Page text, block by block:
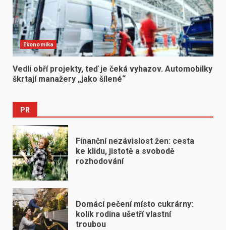
Ekonomika
Vedli obří projekty, teď je čeká vyhazov. Automobilky
škrtají manažery „jako šílené“
PR
Finanční nezávislost žen: cesta
ke klidu, jistotě a svobodě
rozhodování
Domácí pečení místo cukrárny:
kolik rodina ušetří vlastní
troubou